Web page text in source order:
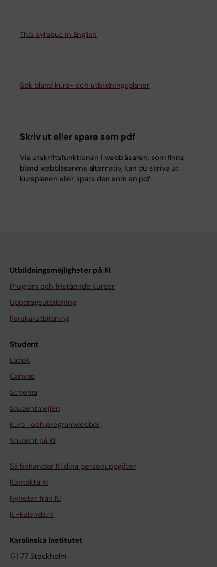
This syllabus in English
Sök bland kurs- och utbildningsplaner
Skriv ut eller spara som pdf
Via utskriftsfunktionen i webbläsaren, som finns
bland webbläsarens alternativ, kan du skriva ut
kursplanen eller spara den som en pdf.
Utbildningsmöjligheter på KI
Program och fristående kurser
Uppdragsutbildning
Forskarutbildning
Student
Ladok
Canvas
Schema
Studentmejlen
Kurs- och programwebbar
Student på KI
Så behandlar KI dina personuppgifter
Kontakta KI
Nyheter från KI
KI-kalendern
Karolinska Institutet
171 77 Stockholm